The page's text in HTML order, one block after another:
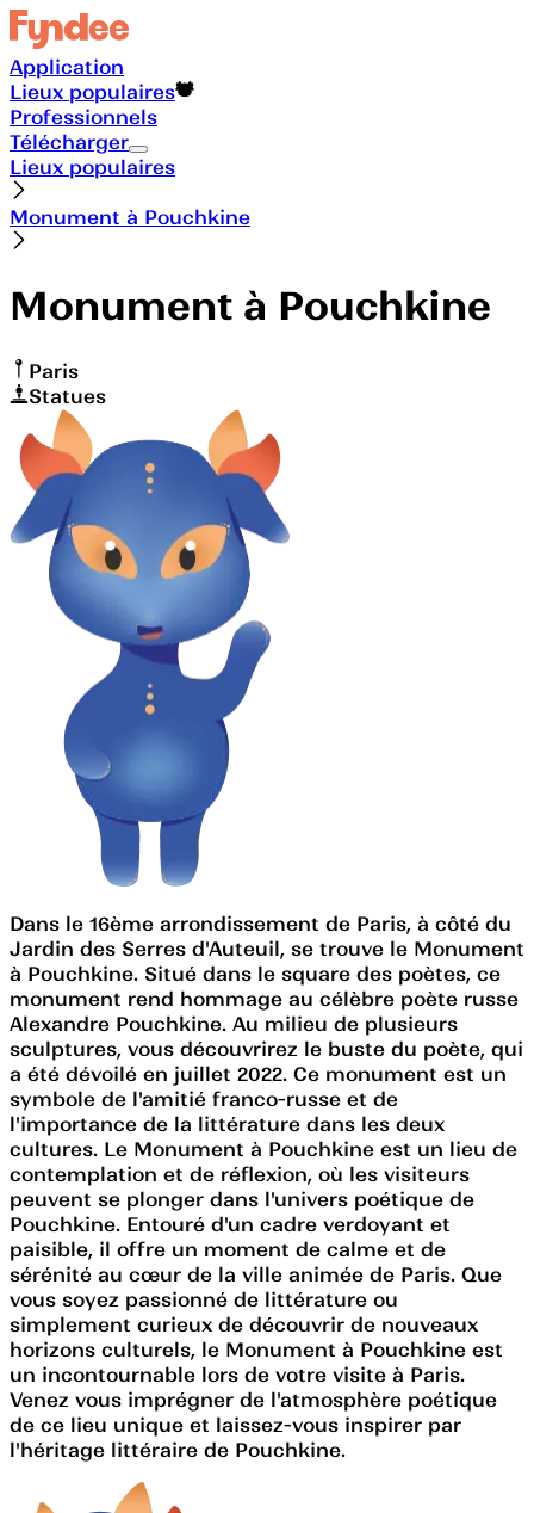
Application
Lieux populaires
Professionnels
Télécharger
Lieux populaires
Monument à Pouchkine
Monument à Pouchkine
Paris
Statues
Dans le 16ème arrondissement de Paris, à côté du
Jardin des Serres d'Auteuil, se trouve le Monument
à Pouchkine. Situé dans le square des poètes, ce
monument rend hommage au célèbre poète russe
Alexandre Pouchkine. Au milieu de plusieurs
sculptures, vous découvrirez le buste du poète, qui
a été dévoilé en juillet 2022. Ce monument est un
symbole de l'amitié franco-russe et de
l'importance de la littérature dans les deux
cultures. Le Monument à Pouchkine est un lieu de
contemplation et de réflexion, où les visiteurs
peuvent se plonger dans l'univers poétique de
Pouchkine. Entouré d'un cadre verdoyant et
paisible, il offre un moment de calme et de
sérénité au cœur de la ville animée de Paris. Que
vous soyez passionné de littérature ou
simplement curieux de découvrir de nouveaux
horizons culturels, le Monument à Pouchkine est
un incontournable lors de votre visite à Paris.
Venez vous imprégner de l'atmosphère poétique
de ce lieu unique et laissez-vous inspirer par
l'héritage littéraire de Pouchkine.